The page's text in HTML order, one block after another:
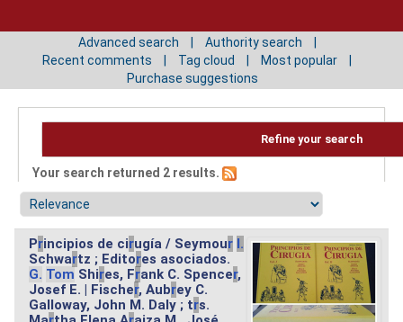
Advanced search
Authority search
Recent comments
Tag cloud
Most popular
Purchase suggestions
Refine your search
Your search returned 2 results.
Principios de cirugía / Seymour I.
Schwartz ; Editores asociados.
G. Tom Shires, Frank C. Spencer,
Josef E. | Fischer, Aubrey C.
Galloway, John M. Daly ; trs.